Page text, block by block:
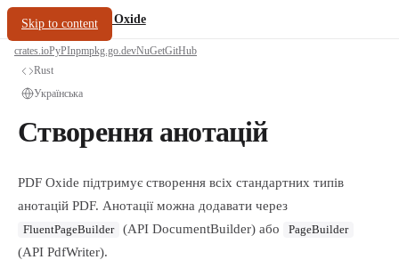
Skip to content
oxide.fyi/PDF Oxide
crates.ioPyPInpmpkg.go.devNuGetGitHub
Rust
Українська
Створення анотацій
PDF Oxide підтримує створення всіх стандартних типів
анотацій PDF. Анотації можна додавати через
FluentPageBuilder (API DocumentBuilder) або PageBuilder
(API PdfWriter).